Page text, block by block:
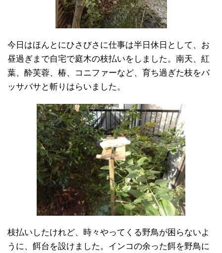
今日はほんとにひさびさに仕事は半日休日として、お
昼過ぎまで自宅で庭木の枝払いをしました。南天、紅
葉、酔芙蓉、椿、コニファーなど、育ち過ぎた枝をバ
ッサバサと斬りはらいました。
枝払いしたけれど、時々やってくる野鳥が困らないよ
うに、餌台を設けました。インコの余った餌を野鳥に